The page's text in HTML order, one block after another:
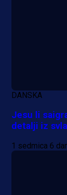
DANSKA
Jesu li
detalji iz
1 sedmica 6